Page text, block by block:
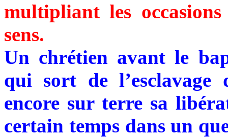
multipliant les
sens.
Un chrétien avant le
qui sort de
encore sur terre sa
certain temps dans un